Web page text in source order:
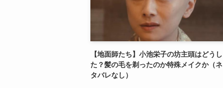
【地面師たち】小池栄子の坊主頭はどうし
た？髪の毛を剃ったのか特殊メイクか（ネ
タバレなし）